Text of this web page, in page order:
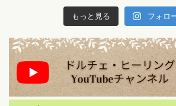
もっと見る フォロ